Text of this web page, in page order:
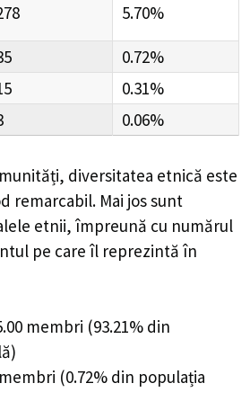
5.70%
0.72%
0.31%
0.06%
diversitatea etnică este
remarcabil. Mai jos sunt
etnii, împreună cu numărul
pe care îl reprezintă în
membri (93.21% din
(0.72% din populația